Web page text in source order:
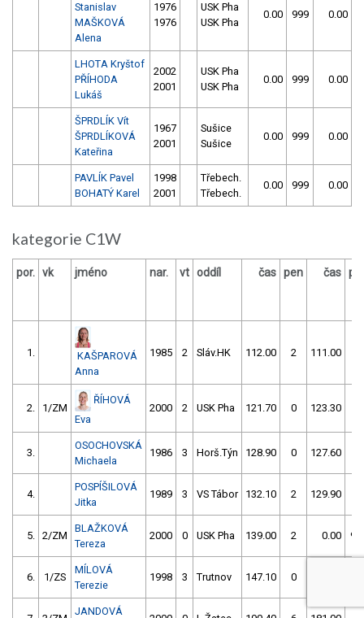
Stanislav
MAŠKOVÁ
Alena
1976
1976
USK Pha
USK Pha
0.00 999 0.00
LHOTA Kryštof
PŘÍHODA
Lukáš
2002
2001
USK Pha
USK Pha
0.00 999 0.00
ŠPRDLÍK Vít
ŠPRDLÍKOVÁ
Kateřina
1967
2001
Sušice
Sušice
0.00 999 0.00
PAVLÍK Pavel
BOHATÝ Karel
1998
2001
Třebech.
Třebech.
0.00 999 0.00
kategorie C1W
por. vk jméno nar. vt oddíl čas pen čas
1.
KAŠPAROVÁ
Anna
1985 2 Sláv.HK 112.00 2 111.00
2. 1/ZM
ŘÍHOVÁ
Eva
2000 2 USK Pha 121.70 0 123.30
3.
OSOCHOVSKÁ
Michaela
1986 3 Horš.Týn 128.90 0 127.60
4.
POSPÍŠILOVÁ
Jitka
1989 3 VS Tábor 132.10 2 129.90
5. 2/ZM
BLAŽKOVÁ
Tereza
2000 0 USK Pha 139.00 2 0.00
6. 1/ZS
MÍLOVÁ
Terezie
1998 3 Trutnov 147.10 0
JANDOVÁ